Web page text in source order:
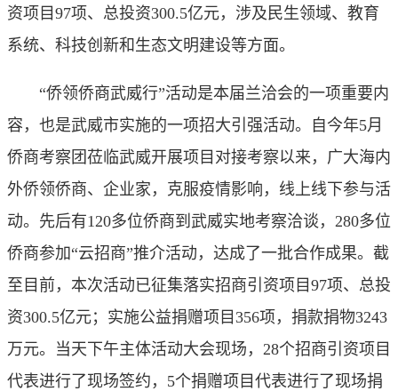
资项目97项、总投资300.5亿元，涉及民生领域、教育
系统、科技创新和生态文明建设等方面。
“侨领侨商武威行”活动是本届兰洽会的一项重要内
容，也是武威市实施的一项招大引强活动。自今年5月
侨商考察团莅临武威开展项目对接考察以来，广大海内
外侨领侨商、企业家，克服疫情影响，线上线下参与活
动。先后有120多位侨商到武威实地考察洽谈，280多位
侨商参加“云招商”推介活动，达成了一批合作成果。截
至目前，本次活动已征集落实招商引资项目97项、总投
资300.5亿元；实施公益捐赠项目356项，捐款捐物3243
万元。当天下午主体活动大会现场，28个招商引资项目
代表进行了现场签约，5个捐赠项目代表进行了现场捐